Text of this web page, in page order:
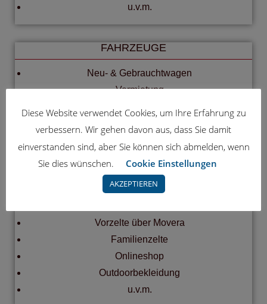
u.v.m.
FAHRZEUGE
Neu- & Gebrauchtwagen
Vermietung
ZUBEHÖR & CO
Vorzelte über Movera
Familienzelte
Onlineshop
Outdoorbekleidung
u.v.m.
Diese Website verwendet Cookies, um Ihre Erfahrung zu
verbessern. Wir gehen davon aus, dass Sie damit
einverstanden sind, aber Sie können sich abmelden, wenn
Sie dies wünschen.
Cookie Einstellungen
AKZEPTIEREN